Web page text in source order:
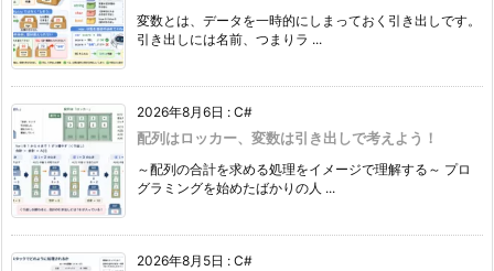
変数とは、データを一時的にしまっておく引き出しです。
引き出しには名前、つまりラ ...
2026年8月6日 : C#
配列はロッカー、変数は引き出しで考えよう！
～配列の合計を求める処理をイメージで理解する～ プロ
グラミングを始めたばかりの人 ...
2026年8月5日 : C#